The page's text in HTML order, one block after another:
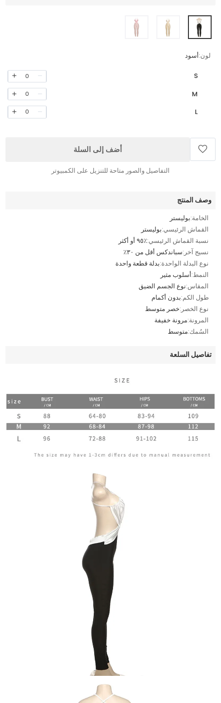
لون:أسود
S
0
M
0
L
0
أضف إلى السلة
التفاصيل والصور متاحة للتنزيل على الكمبيوتر
وصف المنتج
الخامة:بوليستر
القماش الرئيسي:بوليستر
نسبة القماش الرئيسي:٪٩٥ أو أكثر
نسيج آخر:سباندكس أقل من ٣٠٪
نوع البدلة الواحدة:بدلة قطعة واحدة
النمط:أسلوب مثير
المقاس:نوع الجسم الضيق
طول الكم:بدون أكمام
نوع الخصر:خصر متوسط
المرونة:مرونة خفيفة
السُمك:متوسط
تفاصيل السلعة